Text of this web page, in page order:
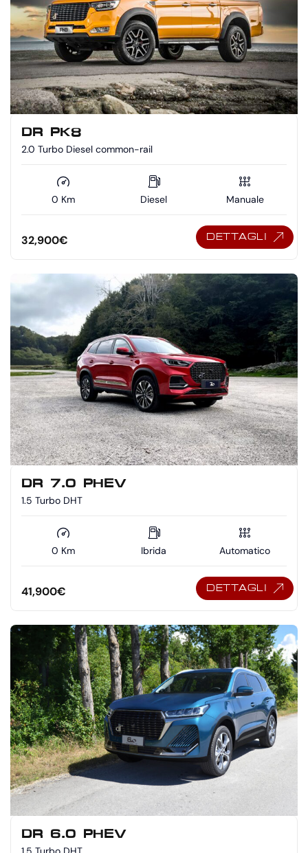
DR PK8
2.0 Turbo Diesel common-rail
0 Km Diesel Manuale
32,900€ DETTAGLI
DR 7.0 PHEV
1.5 Turbo DHT
0 Km Ibrida Automatico
41,900€ DETTAGLI
DR 6.0 PHEV